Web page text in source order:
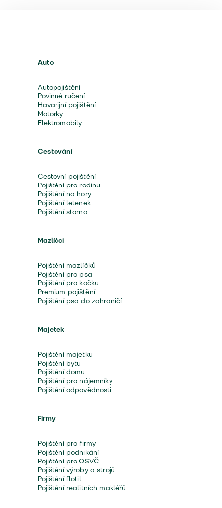
Auto
Autopojištění
Povinné ručení
Havarijní pojištění
Motorky
Elektromobily
Cestování
Cestovní pojištění
Pojištění pro rodinu
Pojištění na hory
Pojištění letenek
Pojištění storna
Mazlíčci
Pojištění mazlíčků
Pojištění pro psa
Pojištění pro kočku
Premium pojištění
Pojištění psa do zahraničí
Majetek
Pojištění majetku
Pojištění bytu
Pojištění domu
Pojištění pro nájemníky
Pojištění odpovědnosti
Firmy
Pojištění pro firmy
Pojištění podnikání
Pojištění pro OSVČ
Pojištění výroby a strojů
Pojištění flotil
Pojištění realitních makléřů